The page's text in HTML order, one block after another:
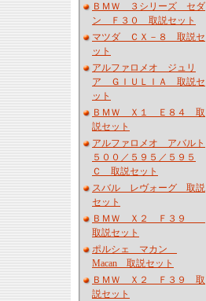
ＢＭＷ ３シリーズ セダ
ン Ｆ３０ 取説セット
マツダ ＣＸ－８ 取説セ
ット
アルファロメオ ジュリ
ア ＧＩＵＬＩＡ 取説セ
ット
ＢＭＷ Ｘ１ Ｅ８４ 取
説セット
アルファロメオ アバルト
５００／５９５／５９５
Ｃ 取説セット
スバル レヴォーグ 取説
セット
ＢＭＷ Ｘ２ Ｆ３９
取説セット
ポルシェ マカン
Macan 取説セット
ＢＭＷ Ｘ２ Ｆ３９ 取
説セット